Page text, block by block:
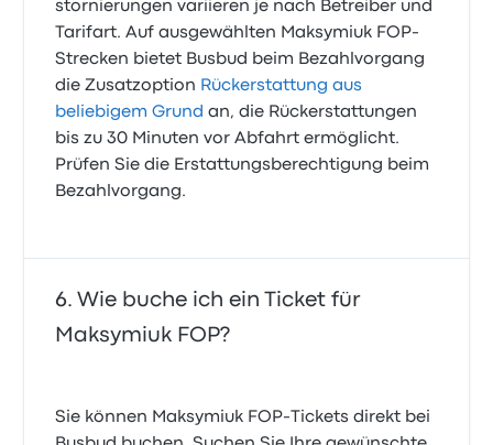
stornierungen variieren je nach Betreiber und
Tarifart. Auf ausgewählten Maksymiuk FOP-
Strecken bietet Busbud beim Bezahlvorgang
die Zusatzoption Rückerstattung aus
beliebigem Grund an, die Rückerstattungen
bis zu 30 Minuten vor Abfahrt ermöglicht.
Prüfen Sie die Erstattungsberechtigung beim
Bezahlvorgang.
Wie buche ich ein Ticket für
Maksymiuk FOP?
Sie können Maksymiuk FOP-Tickets direkt bei